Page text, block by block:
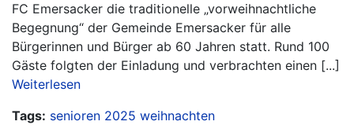
FC Emersacker die traditionelle „vorweihnachtliche
Begegnung“ der Gemeinde Emersacker für alle
Bürgerinnen und Bürger ab 60 Jahren statt. Rund 100
Gäste folgten der Einladung und verbrachten einen [...]
Weiterlesen
Tags: senioren 2025 weihnachten